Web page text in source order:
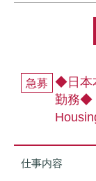
急募
◆日本
勤務◆
仕事内容